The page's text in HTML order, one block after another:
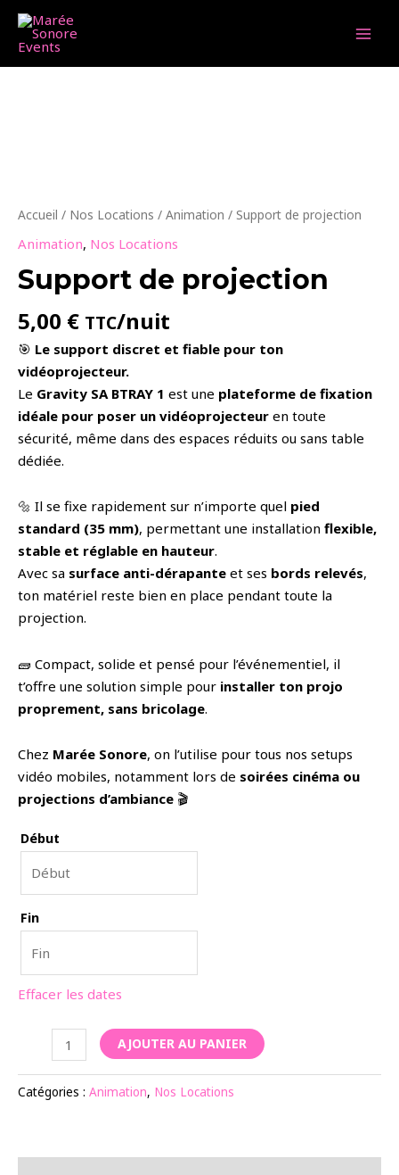
Aller
contenu
Accueil / Nos Locations / Animation / Support de projection
Animation, Nos Locations
Support de projection
5,00 € TTC/nuit
🎯 Le support discret et fiable pour ton
vidéoprojecteur.
Le Gravity SA BTRAY 1 est une plateforme de fixation
idéale pour poser un vidéoprojecteur en toute
sécurité, même dans des espaces réduits ou sans table
dédiée.
🔩 Il se fixe rapidement sur n’importe quel pied
standard (35 mm), permettant une installation flexible,
stable et réglable en hauteur.
Avec sa surface anti-dérapante et ses bords relevés,
ton matériel reste bien en place pendant toute la
projection.
🧱 Compact, solide et pensé pour l’événementiel, il
t’offre une solution simple pour installer ton projo
proprement, sans bricolage.
Chez Marée Sonore, on l’utilise pour tous nos setups
vidéo mobiles, notamment lors de soirées cinéma ou
projections d’ambiance 🎬
Début
Fin
Effacer les dates
quantité
Support
AJOUTER AU PANIER
Catégories : Animation, Nos Locations